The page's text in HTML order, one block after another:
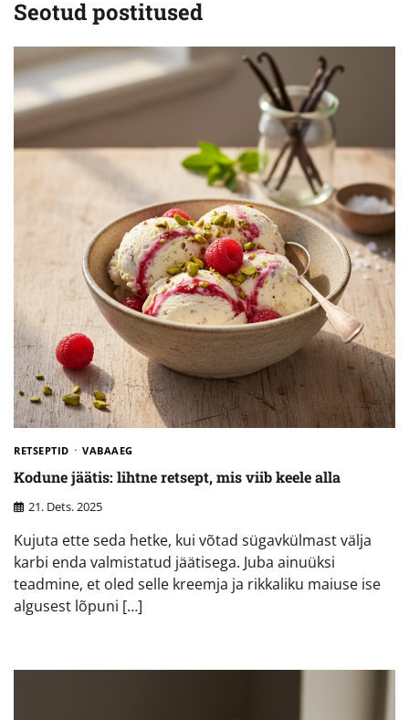
Seotud postitused
RETSEPTID VABAAEG
Kodune jäätis: lihtne retsept, mis viib keele alla
21. Dets. 2025
Kujuta ette seda hetke, kui võtad sügavkülmast välja
karbi enda valmistatud jäätisega. Juba ainuüksi
teadmine, et oled selle kreemja ja rikkaliku maiuse ise
algusest lõpuni […]